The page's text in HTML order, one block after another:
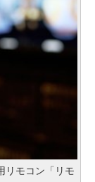
リモコン「リモ